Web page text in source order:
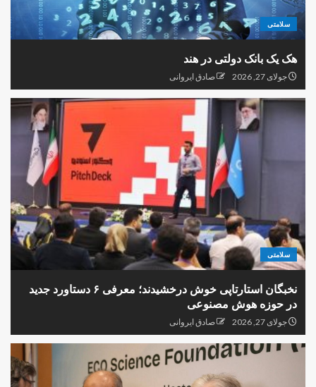
سلامتی
هک یک بانک دولتی در هند
جولای 27, 2026 صادق ایروانی
سلامتی
نخبگان استارتاپی خوش درخشیدند؛ معرفی ۶ دستاورد جدید
در حوزه هوش مصنوعی
جولای 27, 2026 صادق ایروانی